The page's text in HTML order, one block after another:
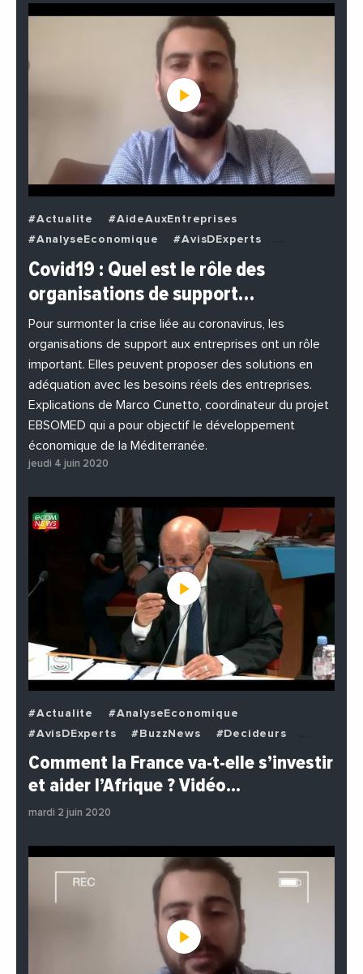
#Actualite
#AideAuxEntreprises
#AnalyseEconomique
#AvisDExperts
#BuzzNews
#Decideurs
#EchangesMediterraneens
#EnDirectDe
#Entreprises
#Institutions
#PhotosEtVideos
Covid19 : Quel est le rôle des
organisations de support…
Pour surmonter la crise liée au coronavirus, les
organisations de support aux entreprises ont un rôle
important. Elles peuvent proposer des solutions en
adéquation avec les besoins réels des entreprises.
Explications de Marco Cunetto, coordinateur du projet
EBSOMED qui a pour objectif le développement
économique de la Méditerranée.
jeudi 4 juin 2020
#Actualite
#AnalyseEconomique
#AvisDExperts
#BuzzNews
#Decideurs
#EchangesMediterraneens
#Economie
#Politique
Comment la France va-t-elle s’investir
et aider l’Afrique ? Vidéo…
mardi 2 juin 2020